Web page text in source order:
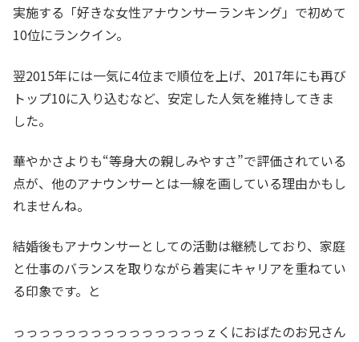
実施する「好きな女性アナウンサーランキング」で初めて
10位にランクイン。
翌2015年には一気に4位まで順位を上げ、2017年にも再び
トップ10に入り込むなど、安定した人気を維持してきま
した。
華やかさよりも“等身大の親しみやすさ”で評価されている
点が、他のアナウンサーとは一線を画している理由かもし
れませんね。
結婚後もアナウンサーとしての活動は継続しており、家庭
と仕事のバランスを取りながら着実にキャリアを重ねてい
る印象です。と
っっっっっっっっっっっっっっっｚくにおばたのお兄さん